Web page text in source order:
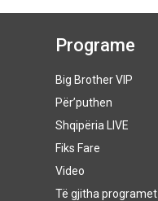
Programe
Big Brother VIP
Për’puthen
Shqipëria LIVE
Fiks Fare
Video
Të gjitha programet